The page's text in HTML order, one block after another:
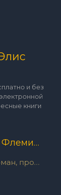
и без
книги
Манро Элис – О Шадделеях и Флемингах
проза